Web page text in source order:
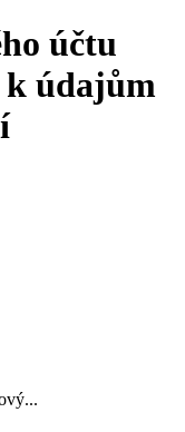
účtu
údajům